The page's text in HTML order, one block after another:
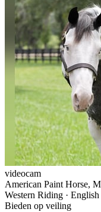
videocam
American Paint Horse,
Western Riding · English
Bieden op veiling